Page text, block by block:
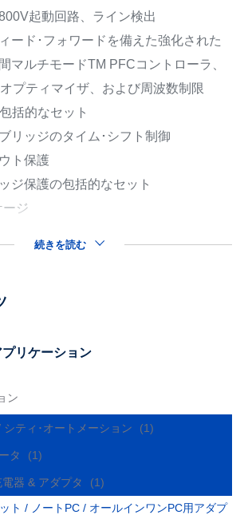
起動回路、ライン検出
ード･フォワードを備えた強化された
マルチモードTM PFCコントローラ、
プティマイザ、および周波数制限
括的なセット
リッジのタイム･シフト制御
ト保護
ジ保護の包括的なセット
ージ
続きを読む
プリケーション
ン
シティ･オートメーション (1)
タ (1)
器 & アダプタ
(1)
ト / ノートPC / オールインワンPC用アダプ